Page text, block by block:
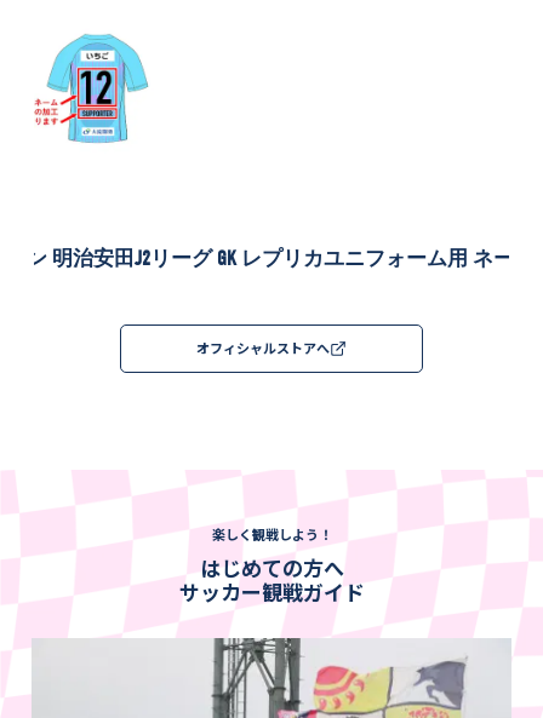
ズン 明治安田J2リーグ GK レプリカユニフォーム用 ネー
オフィシャルストアへ
楽しく観戦しよう！
はじめての方へ
サッカー観戦ガイド